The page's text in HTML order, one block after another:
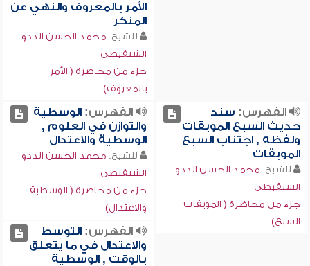
الأمر بالمعروف والنهي عن
المنكر
للشيخ: محمد الحسن الددو
الشنقيطي
جزء من محاضرة ( الأمر
بالمعروف)
الفهرس: سند
حديث السبع الموبقات
ولفظه , اجتناب السبع
الموبقات
للشيخ: محمد الحسن الددو
الشنقيطي
جزء من محاضرة ( الموبقات
السبع)
الفهرس:الوسطية
والتوازن في العلوم ,
الوسطية والاعتدال
للشيخ: محمد الحسن الددو
الشنقيطي
جزء من محاضرة ( الوسطية
والاعتدال)
الفهرس:التوسط
والاعتدال في ما يتعلق
بالوقت , الوسطية